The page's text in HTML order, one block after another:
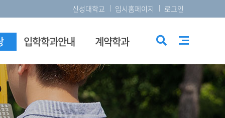
신성대학교 입시홈페이지 로그인
입학학과안내 계약학과